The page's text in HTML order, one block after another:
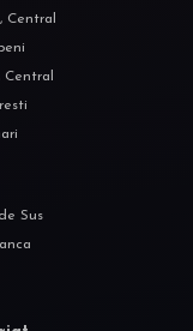
Central
Sus